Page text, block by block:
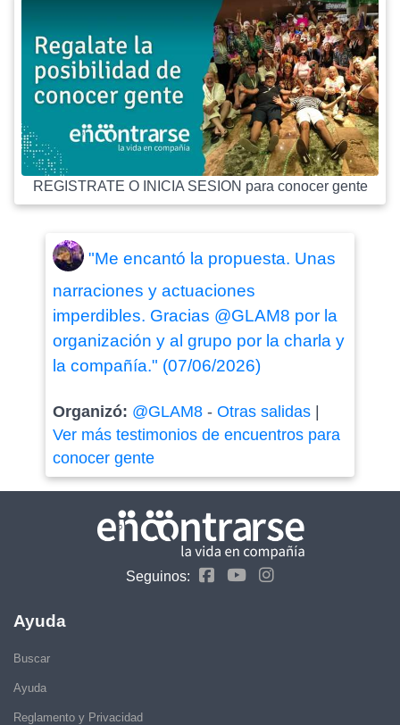
REGISTRATE O INICIA SESION para conocer gente
"Me encantó la propuesta. Unas
narraciones y actuaciones
imperdibles. Gracias @GLAM8 por la
organización y al grupo por la charla y
la compañía." (07/06/2026)
Organizó: @GLAM8- Otras salidas|
Ver más testimonios de encuentros para
conocer gente
Seguinos:
Ayuda
Buscar
Ayuda
Reglamento y Privacidad